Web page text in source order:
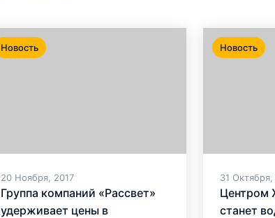
Новость
20 Ноября, 2017
Группа компаний «Рассвет»
удерживает цены в
Новость
31 Октября,
Центром
станет